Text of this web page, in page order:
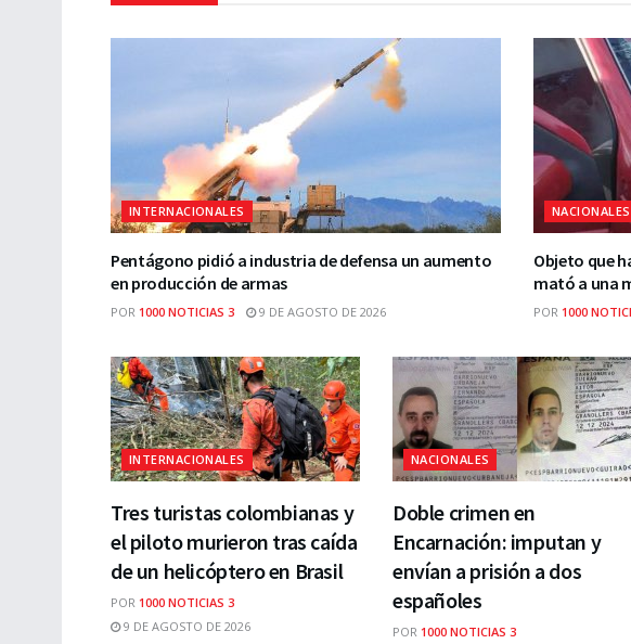
INTERNACIONALES
Pentágono pidió a industria de defensa un aumento
en producción de armas
POR 1000 NOTICIAS 3 9 DE AGOSTO DE 2026
NACIONALES
Objeto que
mató a una
POR 1000
INTERNACIONALES
Tres turistas colombianas y
el piloto murieron tras caída
de un helicóptero en Brasil
POR 1000 NOTICIAS 3
9 DE AGOSTO DE 2026
NACIONALES
Doble crimen en
Encarnación: imputan y
envían a prisión a dos
españoles
POR 1000 NOTICIAS 3